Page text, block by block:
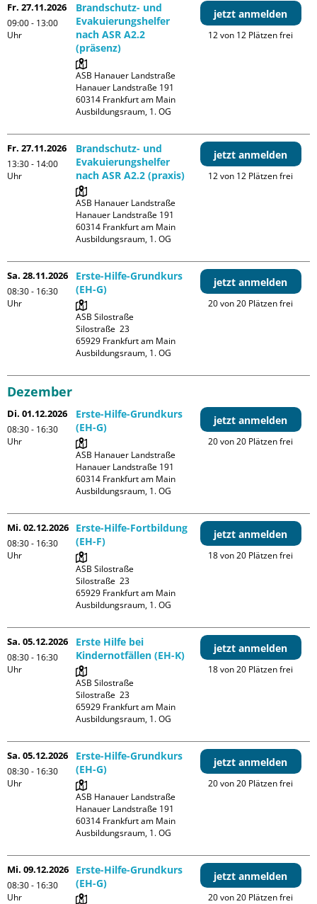
Fr. 27.11.2026
09:00 - 13:00
Uhr
Brandschutz- und
Evakuierungshelfer
nach ASR A2.2
(präsenz)
ASB Hanauer Landstraße
Hanauer Landstraße 191
60314 Frankfurt am Main
Ausbildungsraum, 1. OG
jetzt anmelden
12 von 12 Plätzen frei
Fr. 27.11.2026
13:30 - 14:00
Uhr
Brandschutz- und
Evakuierungshelfer
nach ASR A2.2 (praxis)
ASB Hanauer Landstraße
Hanauer Landstraße 191
60314 Frankfurt am Main
Ausbildungsraum, 1. OG
jetzt anmelden
12 von 12 Plätzen frei
Sa. 28.11.2026
08:30 - 16:30
Uhr
Erste-Hilfe-Grundkurs
(EH-G)
ASB Silostraße
Silostraße  23
65929 Frankfurt am Main
Ausbildungsraum, 1. OG
jetzt anmelden
20 von 20 Plätzen frei
Dezember
Di. 01.12.2026
08:30 - 16:30
Uhr
Erste-Hilfe-Grundkurs
(EH-G)
ASB Hanauer Landstraße
Hanauer Landstraße 191
60314 Frankfurt am Main
Ausbildungsraum, 1. OG
jetzt anmelden
20 von 20 Plätzen frei
Mi. 02.12.2026
08:30 - 16:30
Uhr
Erste-Hilfe-Fortbildung
(EH-F)
ASB Silostraße
Silostraße  23
65929 Frankfurt am Main
Ausbildungsraum, 1. OG
jetzt anmelden
18 von 20 Plätzen frei
Sa. 05.12.2026
08:30 - 16:30
Uhr
Erste Hilfe bei
Kindernotfällen (EH-K)
ASB Silostraße
Silostraße  23
65929 Frankfurt am Main
Ausbildungsraum, 1. OG
jetzt anmelden
18 von 20 Plätzen frei
Sa. 05.12.2026
08:30 - 16:30
Uhr
Erste-Hilfe-Grundkurs
(EH-G)
ASB Hanauer Landstraße
Hanauer Landstraße 191
60314 Frankfurt am Main
Ausbildungsraum, 1. OG
jetzt anmelden
20 von 20 Plätzen frei
Mi. 09.12.2026
08:30 - 16:30
Uhr
Erste-Hilfe-Grundkurs
(EH-G)
jetzt anmelden
20 von 20 Plätzen frei